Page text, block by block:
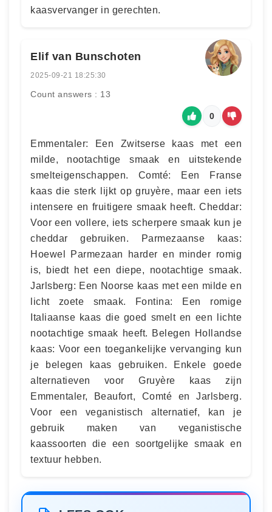
kaasvervanger in gerechten.
Elif van Bunschoten
2025-09-21 18:25:30
Count answers : 13
0
Emmentaler: Een Zwitserse kaas met een
milde, nootachtige smaak en uitstekende
smelteigenschappen. Comté: Een Franse
kaas die sterk lijkt op gruyère, maar een iets
intensere en fruitigere smaak heeft. Cheddar:
Voor een vollere, iets scherpere smaak kun je
cheddar gebruiken. Parmezaanse kaas:
Hoewel Parmezaan harder en minder romig
is, biedt het een diepe, nootachtige smaak.
Jarlsberg: Een Noorse kaas met een milde en
licht zoete smaak. Fontina: Een romige
Italiaanse kaas die goed smelt en een lichte
nootachtige smaak heeft. Belegen Hollandse
kaas: Voor een toegankelijke vervanging kun
je belegen kaas gebruiken. Enkele goede
alternatieven voor Gruyère kaas zijn
Emmentaler, Beaufort, Comté en Jarlsberg.
Voor een veganistisch alternatief, kan je
gebruik maken van veganistische
kaassoorten die een soortgelijke smaak en
textuur hebben.